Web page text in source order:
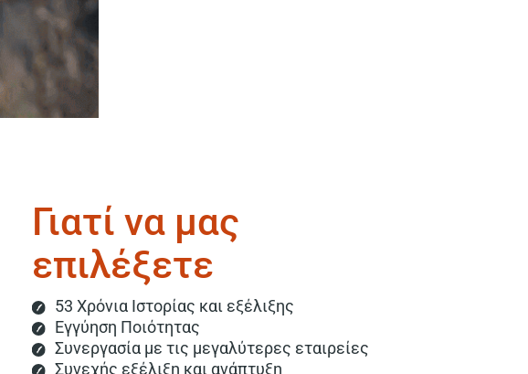
Γιατί να μας
επιλέξετε
53 Χρόνια Ιστορίας και εξέλιξης
Εγγύηση Ποιότητας
Συνεργασία με τις μεγαλύτερες εταιρείες
Συνεχής εξέλιξη και ανάπτυξη